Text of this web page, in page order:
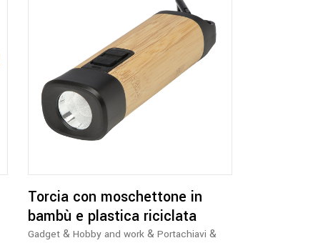
Torcia con moschettone in
bambù e plastica riciclata
Gadget &Hobby and work &Portachiavi &